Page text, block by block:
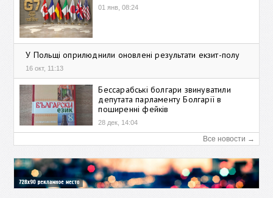
01 янв, 08:24
У Польщі оприлюднили оновлені результати екзит-полу
16 окт, 11:13
Бессарабські болгари звинуватили
депутата парламенту Болгарії в
поширенні фейків
28 дек, 14:04
Все новости →